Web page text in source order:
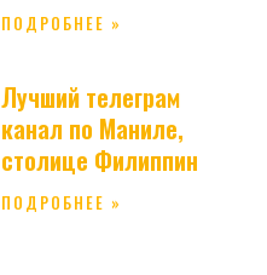
ПОДРОБНЕЕ »
Лучший телеграм
канал по Маниле,
столице Филиппин
ПОДРОБНЕЕ »